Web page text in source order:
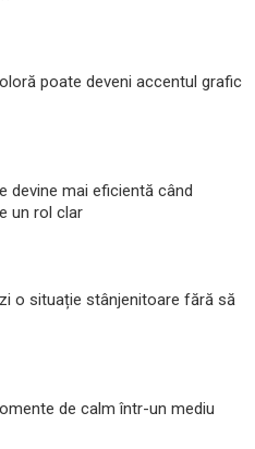
poate deveni accentul grafic
devine mai eficientă când
un rol clar
o situație stânjenitoare fără să
de calm într-un mediu